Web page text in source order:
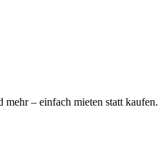
mehr – einfach mieten statt kaufen.